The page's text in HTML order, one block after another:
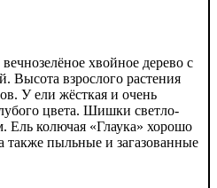
хвойное дерево с
Высота взрослого растения
У ели жёсткая и очень
цвета. Шишки светло-
Ель колючая «Глаука» хорошо
также пыльные и загазованные